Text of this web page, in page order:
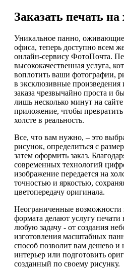
Заказать печать
Уникальное панно,
офиса, теперь доступно всем
онлайн-сервису ФотоПочта.
высококачественная услуга,
воплотить ваши фотографии,
в эксклюзивные произведения
заказа чрезвычайно проста и
лишь несколько минут на
приложение, чтобы
холсте в реальность.
Все, что вам нужно, – это
рисунок, определиться с
затем оформить заказ.
современных технологий
изображение передается на
точностью и яркостью,
цветопередачу оригинала.
Неограниченные возможности
формата делают услугу печати
любую задачу - от создания
изготовления масштабных
способ позволит вам дешево и
интерьер или подготовить
созданный по своему рисунку.